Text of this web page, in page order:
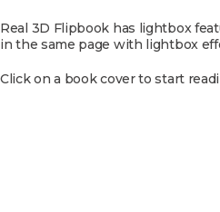
Real 3D Flipbook has lightbox
in the same page with lightbox
Click on a book cover to start